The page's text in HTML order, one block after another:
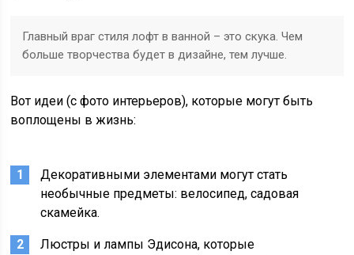
Главный враг стиля лофт в ванной – это скука. Чем
больше творчества будет в дизайне, тем лучше.
Вот идеи (с фото интерьеров), которые могут быть
воплощены в жизнь:
Декоративными элементами могут стать
необычные предметы: велосипед, садовая
скамейка.
Люстры и лампы Эдисона, которые